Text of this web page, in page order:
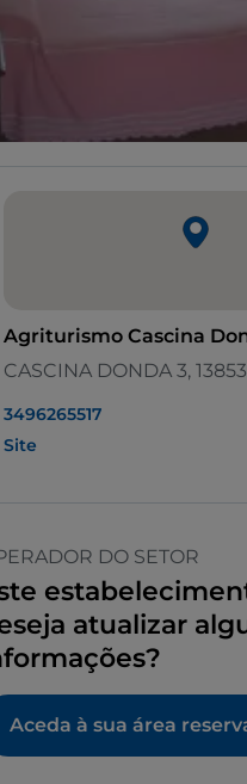
Agriturismo Cascina
CASCINA DONDA 3,
3496265517
Site
DO SETOR
atualizar
Aceda à sua área